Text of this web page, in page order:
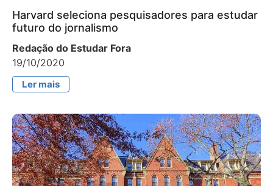
Harvard seleciona pesquisadores para estudar
futuro do jornalismo
Redação do Estudar Fora
19/10/2020
Ler mais